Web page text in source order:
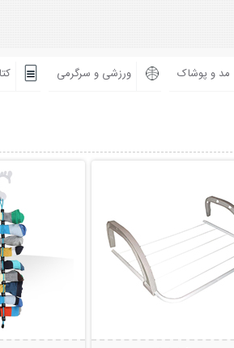
مد و پوشاک ورزشی و سرگرمی